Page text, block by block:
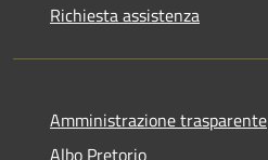
Richiesta assistenza
Amministrazione trasparente
Albo Pretorio